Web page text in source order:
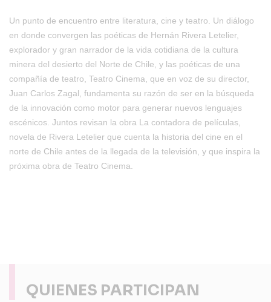
Un punto de encuentro entre literatura, cine y teatro. Un diálogo
en donde convergen las poéticas de Hernán Rivera Letelier,
explorador y gran narrador de la vida cotidiana de la cultura
minera del desierto del Norte de Chile, y las poéticas de una
compañía de teatro, Teatro Cinema, que en voz de su director,
Juan Carlos Zagal, fundamenta su razón de ser en la búsqueda
de la innovación como motor para generar nuevos lenguajes
escénicos. Juntos revisan la obra La contadora de películas,
novela de Rivera Letelier que cuenta la historia del cine en el
norte de Chile antes de la llegada de la televisión, y que inspira la
próxima obra de Teatro Cinema.
QUIENES PARTICIPAN